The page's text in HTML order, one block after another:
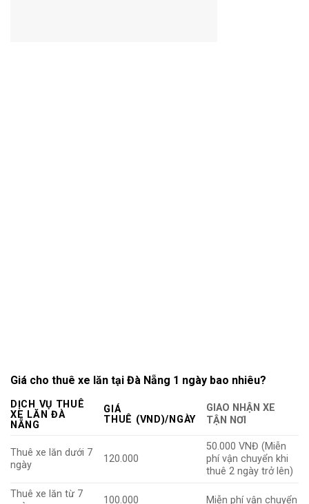
Giá cho thuê xe lăn tại Đà Nẵng 1 ngày bao nhiêu?
DỊCH VỤ THUÊ
XE LĂN ĐÀ
NẴNG
GIÁ
THUÊ (VND)/NGÀY
GIAO NHẬN XE
TẬN NƠI
Thuê xe lăn dưới 7
ngày
120.000
50.000 VNĐ (Miễn
phí vận chuyển khi
thuê 2 ngày trở lên)
Thuê xe lăn từ 7
100.000 Miễn phí vận chuyển